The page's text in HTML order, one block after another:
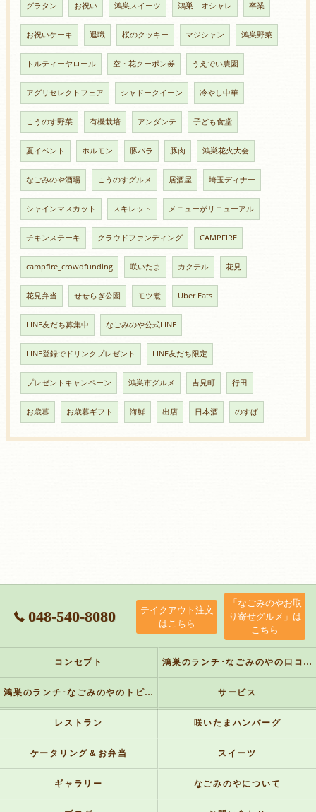
グラタン お祝い 鴻巣スイーツ 鴻巣 オシャレ 卒業
お祝いケーキ 退職 桜のクッキー マジシャン 鴻巣野菜
トルティーヤロール 空・花クーポン券 うえでい農園
アグリセレクトフェア シャドークイーン 冷やし中華
こうのす野菜 有機栽培 アンダンテ 子ども食堂
夏イベント ホルモン 豚バラ 豚肉 鴻巣花火大会
なごみのや酒場 こうのすグルメ 居酒屋 埼玉ディナー
シャインマスカット スキレット メニューがリニューアル
チキンステーキ クラウドファンディング CAMPFIRE
campfire_crowdfunding 咲いたま カクテル 花見
花見弁当 せせらぎ公園 モツ煮 Uber Eats
LINE友だち募集中 なごみのや公式LINE
LINE登録でドリンクプレゼント LINE友だち限定
プレゼントキャンペーン 鴻巣市グルメ 吉見町 行田
お歳暮 お歳暮ギフト 海鮮 出店 日本酒 のすぱ
048-540-8080
テイクアウト注文
はこちら
「なごみのやお取
り寄せグルメ」は
こちら
コンセプト 鴻巣のランチ･なごみのやの口コミ情報
鴻巣のランチ･なごみのやのトピックス サービス
レストラン 咲いたまハンバーグ
ケータリング＆お弁当 スイーツ
ギャラリー なごみのやについて